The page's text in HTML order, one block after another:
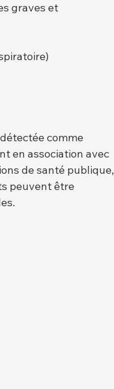
graves et
comme
en association avec
de santé publique,
peuvent être